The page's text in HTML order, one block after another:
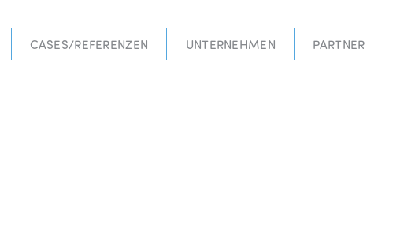
CASES/REFERENZEN UNTERNEHMEN PARTNER